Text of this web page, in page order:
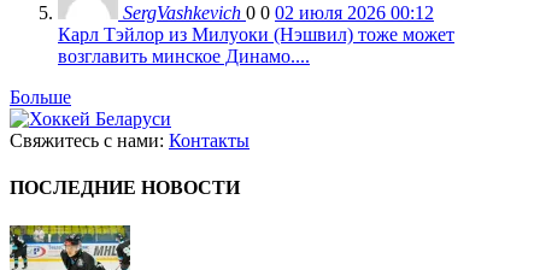
SergVashkevich 0 0 02 июля 2026 00:12
Карл Тэйлор из Милуоки (Нэшвил) тоже может
возглавить минское Динамо....
Больше
Свяжитесь с нами: Контакты
ПОСЛЕДНИЕ НОВОСТИ